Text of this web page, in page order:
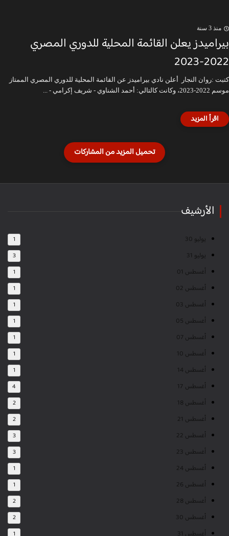
منذ 3 سنة
بيراميدز يعلن القائمة المحلية للدوري المصري
2022-2023
كتبت :روان النجار أعلن نادي بيراميدز عن القائمة المحلية للدوري المصري الممتاز
موسم 2022-2023، وكانت كالتالي: أحمد الشناوي - شريف إكرامي - ...
الأرشيف
يوليو 30 1
يوليو 31 3
أغسطس 01 1
أغسطس 02 1
أغسطس 03 1
أغسطس 05 1
أغسطس 07 1
أغسطس 10 1
أغسطس 14 1
أغسطس 17 4
أغسطس 18 2
أغسطس 21 2
أغسطس 22 3
أغسطس 23 3
أغسطس 24 1
أغسطس 26 1
أغسطس 28 2
أغسطس 30 2